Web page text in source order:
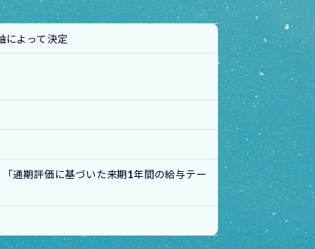
によって決定
通期評価に基づいた来期1年間の給与テー